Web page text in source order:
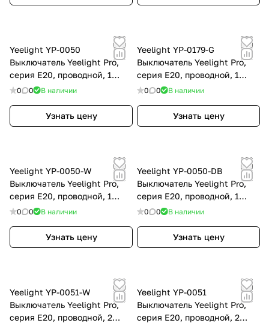
Yeelight YP-0050
Выключатель Yeelight Pro,
серия E20, проводной, 1
клавиша, серый (CN)
0 0 В наличии
Узнать цену
Yeelight YP-0179-G
Выключатель Yeelight Pro,
серия E20, проводной, 1
клавиша, серый (EU)
0 0 В наличии
Узнать цену
Yeelight YP-0050-W
Выключатель Yeelight Pro,
серия E20, проводной, 1
клавиша, белый (CN)
0 0 В наличии
Узнать цену
Yeelight YP-0050-DB
Выключатель Yeelight Pro,
серия E20, проводной, 1
клавиша, темно-синий (CN)
0 0 В наличии
Узнать цену
Yeelight YP-0051-W
Выключатель Yeelight Pro,
серия E20, проводной, 2
Yeelight YP-0051
Выключатель Yeelight Pro,
серия E20, проводной, 2